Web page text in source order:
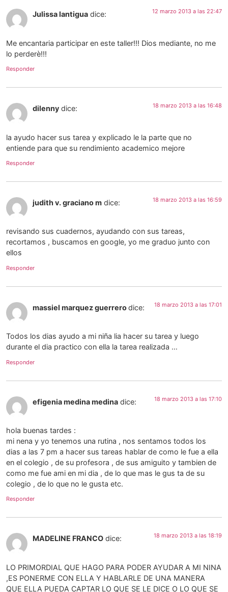
Julissa lantigua dice: 12 marzo 2013 a las 22:47
Me encantaria participar en este taller!!! Dios mediante, no me
lo perderè!!!
Responder
dilenny dice: 18 marzo 2013 a las 16:48
la ayudo hacer sus tarea y explicado le la parte que no
entiende para que su rendimiento academico mejore
Responder
judith v. graciano m dice: 18 marzo 2013 a las 16:59
revisando sus cuadernos, ayudando con sus tareas,
recortamos , buscamos en google, yo me graduo junto con
ellos
Responder
massiel marquez guerrerodice: 18 marzo 2013 a las 17:01
Todos los dias ayudo a mi niña lia hacer su tarea y luego
durante el dia practico con ella la tarea realizada …
Responder
efigenia medina medina dice: 18 marzo 2013 a las 17:10
hola buenas tardes :
mi nena y yo tenemos una rutina , nos sentamos todos los
dias a las 7 pm a hacer sus tareas hablar de como le fue a ella
en el colegio , de su profesora , de sus amiguito y tambien de
como me fue ami en mi dia , de lo que mas le gus ta de su
colegio , de lo que no le gusta etc.
Responder
MADELINE FRANCO dice: 18 marzo 2013 a las 18:19
LO PRIMORDIAL QUE HAGO PARA PODER AYUDAR A MI NINA
,ES PONERME CON ELLA Y HABLARLE DE UNA MANERA
QUE ELLA PUEDA CAPTAR LO QUE SE LE DICE O LO QUE SE